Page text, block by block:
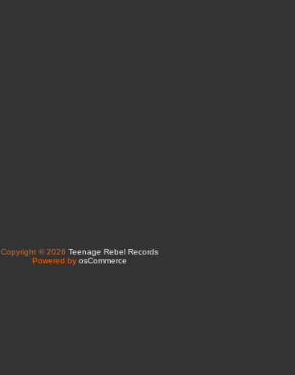
Copyright © 2026 Teenage Rebel Records
Powered by osCommerce